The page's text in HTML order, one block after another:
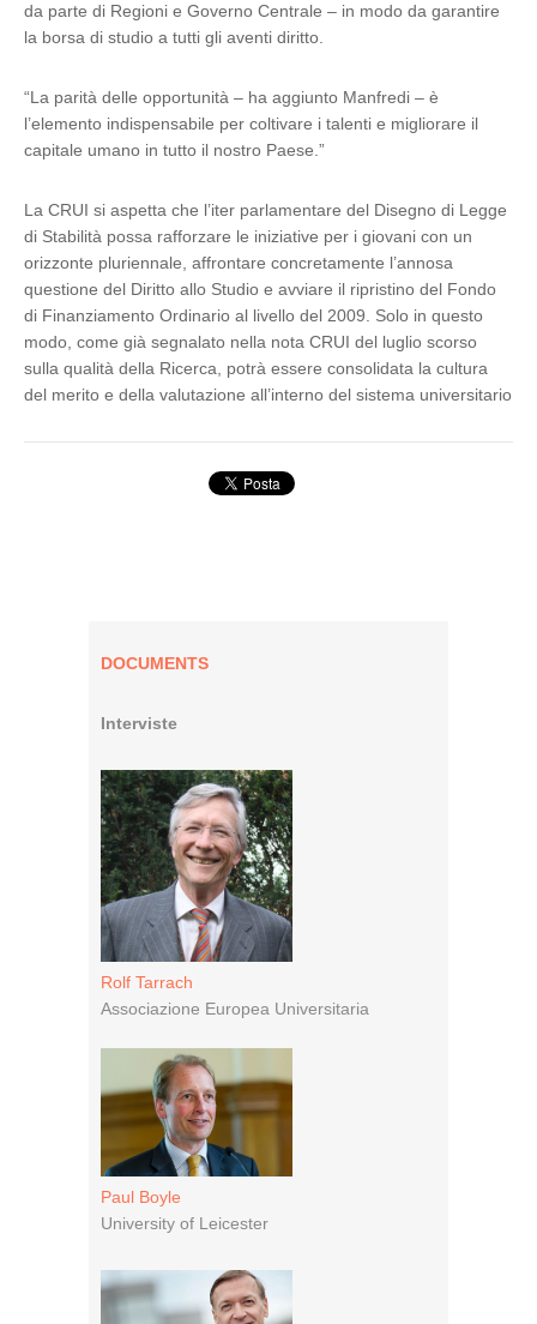
da parte di Regioni e Governo Centrale – in modo da garantire
la borsa di studio a tutti gli aventi diritto.
“La parità delle opportunità – ha aggiunto Manfredi – è
l’elemento indispensabile per coltivare i talenti e migliorare il
capitale umano in tutto il nostro Paese.”
La CRUI si aspetta che l’iter parlamentare del Disegno di Legge
di Stabilità possa rafforzare le iniziative per i giovani con un
orizzonte pluriennale, affrontare concretamente l’annosa
questione del Diritto allo Studio e avviare il ripristino del Fondo
di Finanziamento Ordinario al livello del 2009. Solo in questo
modo, come già segnalato nella nota CRUI del luglio scorso
sulla qualità della Ricerca, potrà essere consolidata la cultura
del merito e della valutazione all’interno del sistema universitario
DOCUMENTS
Interviste
Rolf Tarrach
Associazione Europea Universitaria
Paul Boyle
University of Leicester